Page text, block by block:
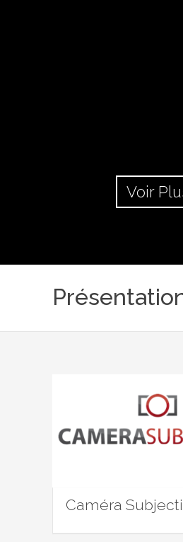
Voir
Caméra